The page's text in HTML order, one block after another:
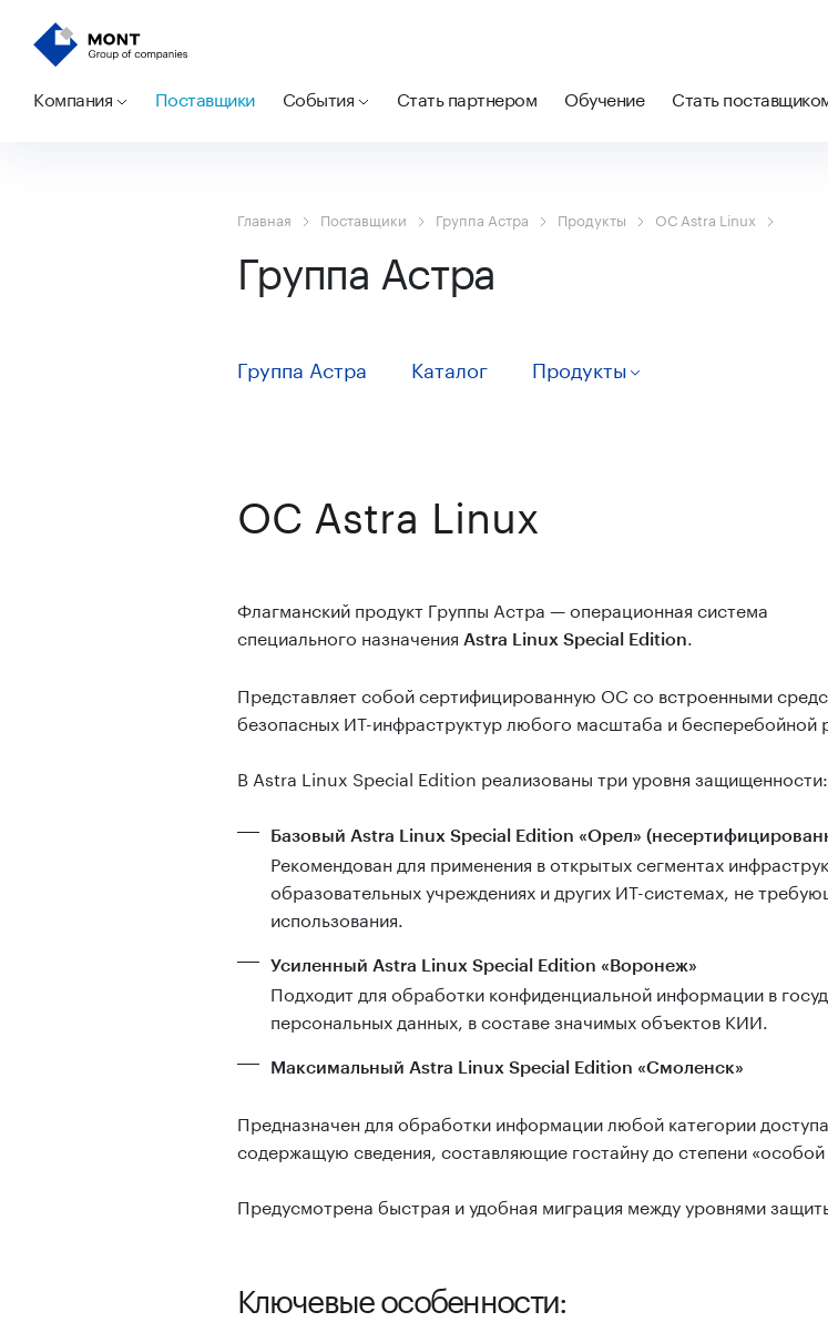
Компания Поставщики События Стать партнером Обучение Стать
Главная Поставщики Группа Астра Продукты ОС Astra Linux
Группа Астра
Группа Астра Каталог Продукты
ОС Astra Linux
Флагманский продукт Группы Астра — операционная система
специального назначения Astra Linux Special Edition.
Представляет собой сертифицированную ОС со встроенными
безопасных ИТ-инфраструктур любого масштаба и
В Astra Linux Special Edition реализованы три уровня защищенности:
Базовый Astra Linux Special Edition «Орел»
Рекомендован для применения в открытых сегментах
образовательных учреждениях и других ИТ-системах, не
использования.
Усиленный Astra Linux Special Edition «Воронеж»
Подходит для обработки конфиденциальной информации в
персональных данных, в составе значимых объектов КИИ.
Максимальный Astra Linux Special Edition «Смоленск»
Предназначен для обработки информации любой категории
содержащую сведения, составляющие гостайну до степени
Предусмотрена быстрая и удобная миграция между уровнями
Ключевые особенности: